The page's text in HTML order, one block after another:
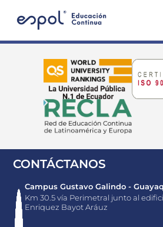
CONTÁCTANOS
Campus Gustavo Galindo -
Km 30.5 vía Perimetral junto al
Enriquez Bayot Aráuz